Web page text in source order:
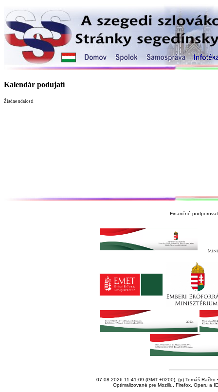
Kalendár podujatí
Žiadne udalosti
Finančné
07.08.2026 11:41:09 (GMT +0200), (p) Tomáš Račko
Optimalizované pre Mozillu, Firefox, Operu a